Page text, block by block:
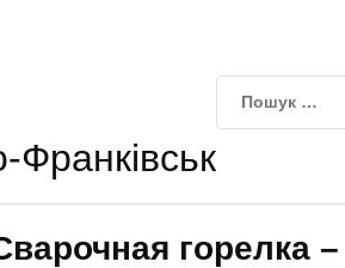
горелка